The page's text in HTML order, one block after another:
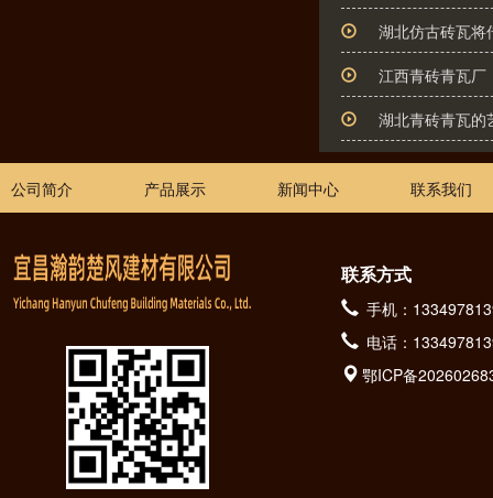
湖北仿古砖瓦将
江西青砖青瓦厂
湖北青砖青瓦的
公司简介 产品展示 新闻中心 联系我们
联系方式
手机：
电话：
鄂ICP备